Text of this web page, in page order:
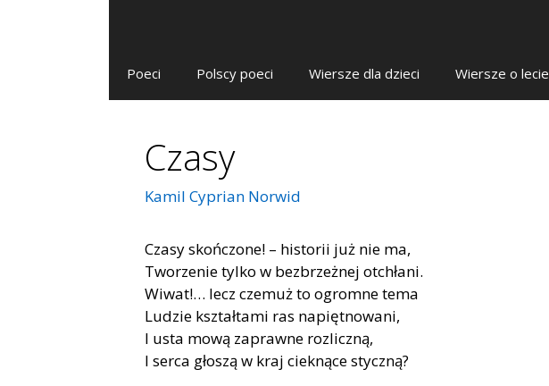
Poeci Polscy poeci Wiersze dla dzieci Wiersze o lecie
Czasy
Kamil Cyprian Norwid
Czasy skończone! – historii już nie ma,
Tworzenie tylko w bezbrzeżnej otchłani.
Wiwat!… lecz czemuż to ogromne tema
Ludzie kształtami ras napiętnowani,
I usta mową zaprawne rozliczną,
I serca głoszą w kraj cieknące styczną?